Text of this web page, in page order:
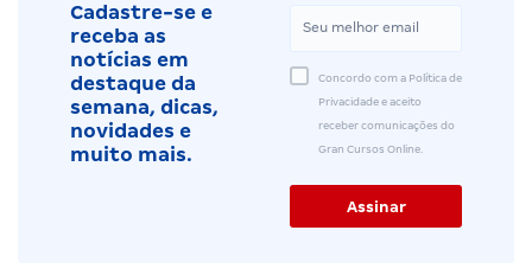
Cadastre-se e
receba as
notícias em
destaque da
semana, dicas,
novidades e
muito mais.
Concordo com a Política de
Privacidade e aceito
receber comunicações do
Gran Cursos Online.